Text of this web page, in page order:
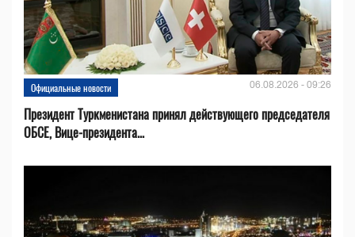
Официальные новости 06.08.2026 - 09:26
Президент Туркменистана принял действующего председателя
ОБСЕ, Вице-президента...